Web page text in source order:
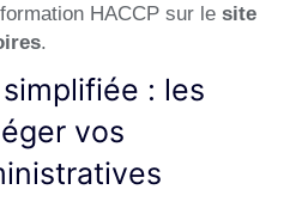
HACCP sur le site
.
: les
vos